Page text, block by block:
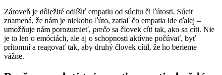
Zároveň je dôležité odlíšiť empatiu od súcitu či ľútosti. Súcit
znamená, že nám je niekoho ľúto, zatiaľ čo empatia ide ďalej –
umožňuje nám porozumieť, prečo sa človek cíti tak, ako sa cíti. Nie
je to len o emóciách, ale aj o schopnosti aktívne počúvať, byť
prítomní a reagovať tak, aby druhý človek cítil, že ho berieme
vážne.